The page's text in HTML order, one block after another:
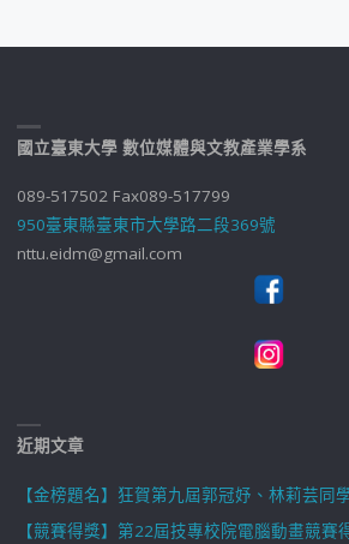
國立臺東大學 數位媒體與文教產業學系
089-517502 Fax089-517799
950臺東縣臺東市大學路二段369號
nttu.eidm@gmail.com
近期文章
【金榜題名】狂賀第九屆郭冠妤、林莉芸同
【競賽得獎】第22屆技專校院電腦動畫競賽